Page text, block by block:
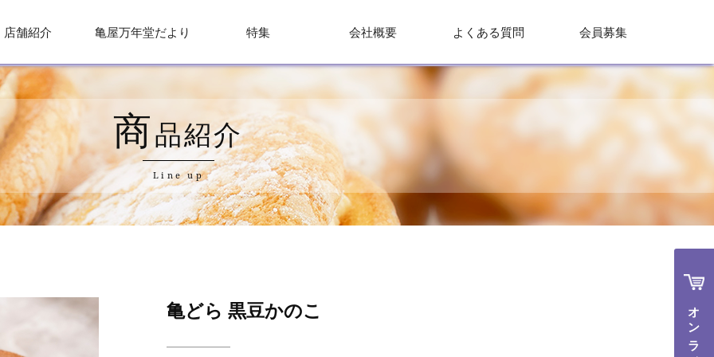
店舗紹介 亀屋万年堂だより 特集 会社概要 よくある質問 会員募集
商品紹介
Line up
亀どら 黒豆かのこ